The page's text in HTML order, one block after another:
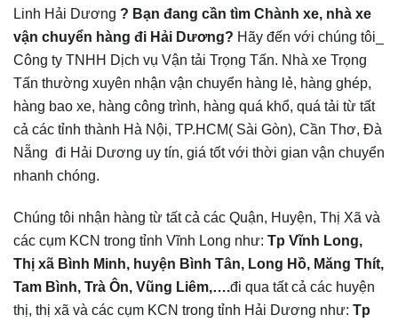
Linh Hải Dương ? Bạn đang cần tìm Chành xe, nhà xe
vận chuyển hàng đi Hải Dương? Hãy đến với chúng tôi_
Công ty TNHH Dịch vụ Vận tải Trọng Tấn. Nhà xe Trọng
Tấn thường xuyên nhận vận chuyển hàng lẻ, hàng ghép,
hàng bao xe, hàng công trình, hàng quá khổ, quá tải từ tất
cả các tỉnh thành Hà Nội, TP.HCM( Sài Gòn), Cần Thơ, Đà
Nẵng đi Hải Dương uy tín, giá tốt với thời gian vận chuyển
nhanh chóng.
Chúng tôi nhận hàng từ tất cả các Quận, Huyện, Thị Xã và
các cụm KCN trong tỉnh Vĩnh Long như: Tp Vĩnh Long,
Thị xã Bình Minh, huyện Bình Tân, Long Hồ, Măng Thít,
Tam Bình, Trà Ôn, Vũng Liêm,….đi qua tất cả các huyện
thị, thị xã và các cụm KCN trong tỉnh Hải Dương như: Tp